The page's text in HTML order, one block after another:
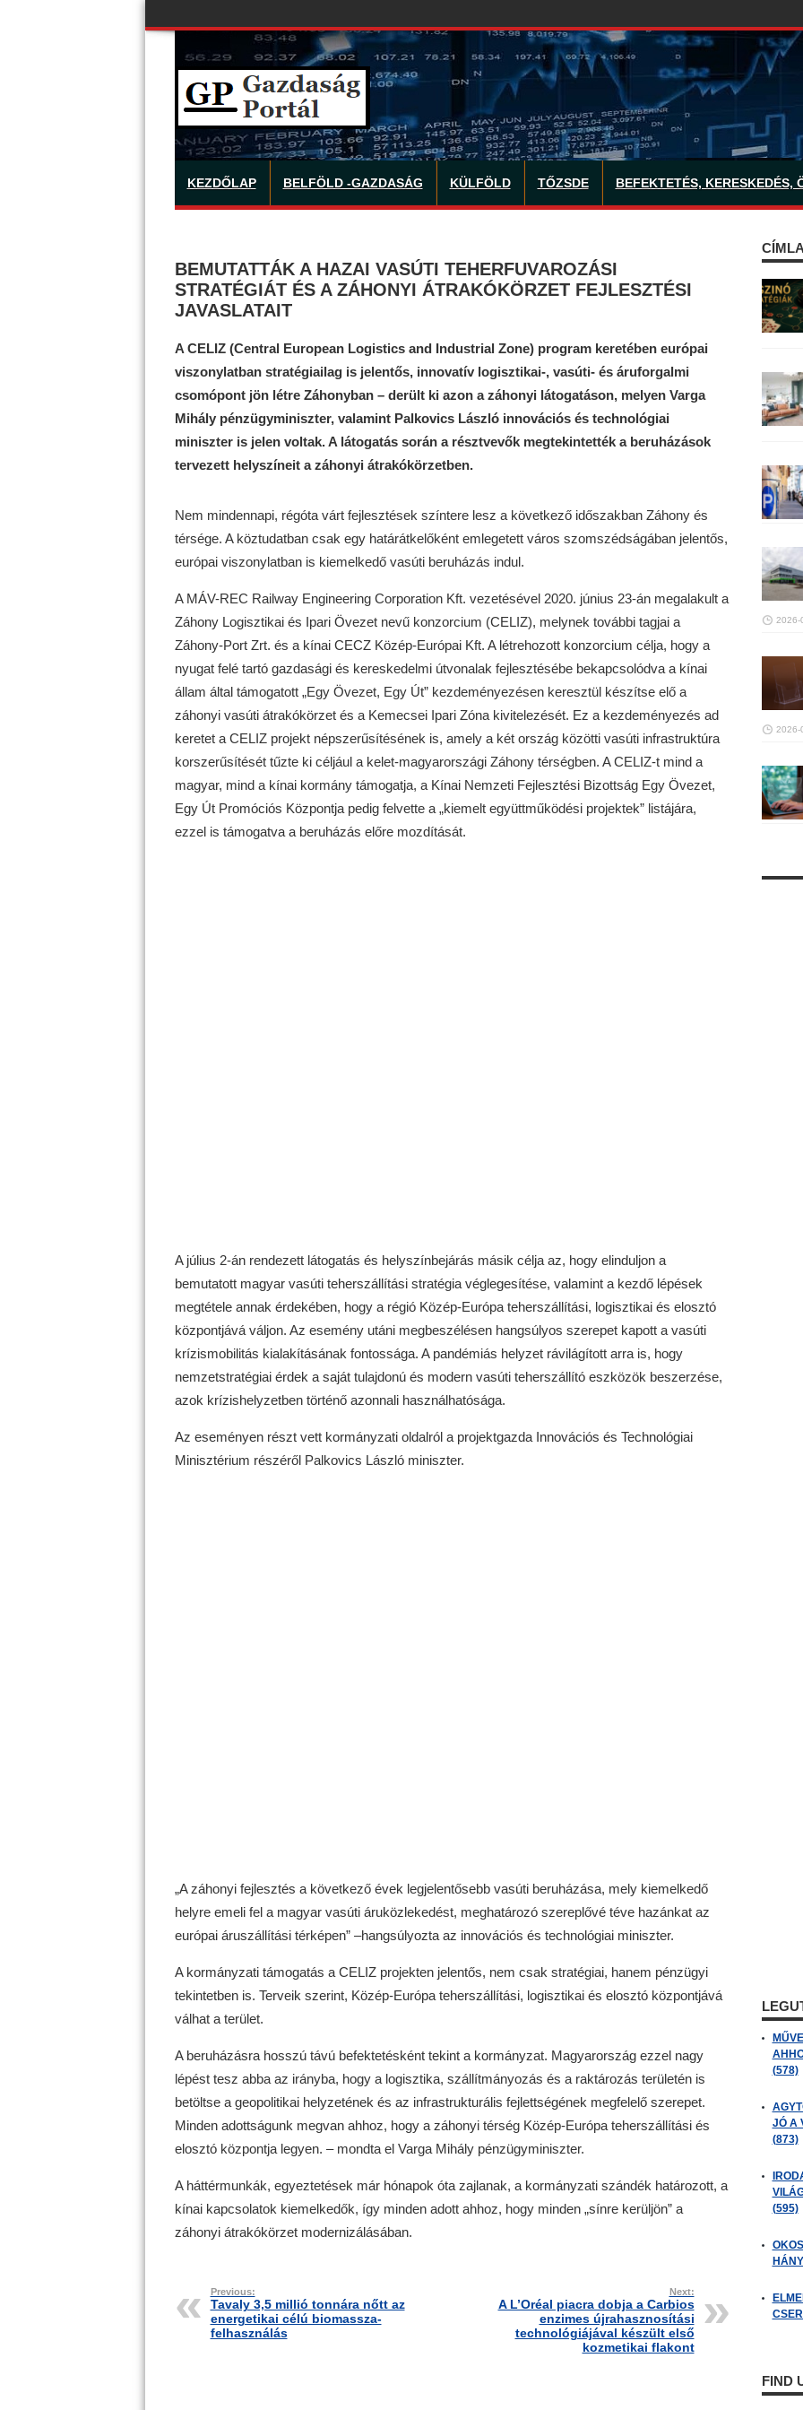
KEZDŐLAP BELFÖLD -GAZDASÁG KÜLFÖLD TŐZSDE BEFEKTETÉS, KERESKEDÉS,
BEMUTATTÁK A HAZAI VASÚTI TEHERFUVAROZÁSI
STRATÉGIÁT ÉS A ZÁHONYI ÁTRAKÓKÖRZET FEJLESZTÉSI
JAVASLATAIT
A CELIZ (Central European Logistics and Industrial Zone) program keretében európai
viszonylatban stratégiailag is jelentős, innovatív logisztikai-, vasúti- és áruforgalmi
csomópont jön létre Záhonyban – derült ki azon a záhonyi látogatáson, melyen Varga
Mihály pénzügyminiszter, valamint Palkovics László innovációs és technológiai
miniszter is jelen voltak. A látogatás során a résztvevők megtekintették a beruházások
tervezett helyszíneit a záhonyi átrakókörzetben.
Nem mindennapi, régóta várt fejlesztések színtere lesz a következő időszakban Záhony és
térsége. A köztudatban csak egy határátkelőként emlegetett város szomszédságában jelentős,
európai viszonylatban is kiemelkedő vasúti beruházás indul.
A MÁV-REC Railway Engineering Corporation Kft. vezetésével 2020. június 23-án megalakult a
Záhony Logisztikai és Ipari Övezet nevű konzorcium (CELIZ), melynek további tagjai a
Záhony-Port Zrt. és a kínai CECZ Közép-Európai Kft. A létrehozott konzorcium célja, hogy a
nyugat felé tartó gazdasági és kereskedelmi útvonalak fejlesztésébe bekapcsolódva a kínai
állam által támogatott „Egy Övezet, Egy Út” kezdeményezésen keresztül készítse elő a
záhonyi vasúti átrakókörzet és a Kemecsei Ipari Zóna kivitelezését. Ez a kezdeményezés ad
keretet a CELIZ projekt népszerűsítésének is, amely a két ország közötti vasúti infrastruktúra
korszerűsítését tűzte ki céljául a kelet-magyarországi Záhony térségben. A CELIZ-t mind a
magyar, mind a kínai kormány támogatja, a Kínai Nemzeti Fejlesztési Bizottság Egy Övezet,
Egy Út Promóciós Központja pedig felvette a „kiemelt együttműködési projektek” listájára,
ezzel is támogatva a beruházás előre mozdítását.
A július 2-án rendezett látogatás és helyszínbejárás másik célja az, hogy elinduljon a
bemutatott magyar vasúti teherszállítási stratégia véglegesítése, valamint a kezdő lépések
megtétele annak érdekében, hogy a régió Közép-Európa teherszállítási, logisztikai és elosztó
központjává váljon. Az esemény utáni megbeszélésen hangsúlyos szerepet kapott a vasúti
krízismobilitás kialakításának fontossága. A pandémiás helyzet rávilágított arra is, hogy
nemzetstratégiai érdek a saját tulajdonú és modern vasúti teherszállító eszközök beszerzése,
azok krízishelyzetben történő azonnali használhatósága.
Az eseményen részt vett kormányzati oldalról a projektgazda Innovációs és Technológiai
Minisztérium részéről Palkovics László miniszter.
„A záhonyi fejlesztés a következő évek legjelentősebb vasúti beruházása, mely kiemelkedő
helyre emeli fel a magyar vasúti áruközlekedést, meghatározó szereplővé téve hazánkat az
európai áruszállítási térképen” –hangsúlyozta az innovációs és technológiai miniszter.
A kormányzati támogatás a CELIZ projekten jelentős, nem csak stratégiai, hanem pénzügyi
tekintetben is. Terveik szerint, Közép-Európa teherszállítási, logisztikai és elosztó központjává
válhat a terület.
A beruházásra hosszú távú befektetésként tekint a kormányzat. Magyarország ezzel nagy
lépést tesz abba az irányba, hogy a logisztika, szállítmányozás és a raktározás területén is
betöltse a geopolitikai helyzetének és az infrastrukturális fejlettségének megfelelő szerepet.
Minden adottságunk megvan ahhoz, hogy a záhonyi térség Közép-Európa teherszállítási és
elosztó központja legyen. – mondta el Varga Mihály pénzügyminiszter.
A háttérmunkák, egyeztetések már hónapok óta zajlanak, a kormányzati szándék határozott, a
kínai kapcsolatok kiemelkedők, így minden adott ahhoz, hogy minden „sínre kerüljön” a
záhonyi átrakókörzet modernizálásában.
Previous:
Tavaly 3,5 millió tonnára nőtt az
energetikai célú biomassza-
felhasználás
Next:
A L’Oréal piacra dobja a Carbios
enzimes újrahasznosítási
technológiájával készült első
kozmetikai flakont
2026-
2026-
(578)
JÓ A
(873)
(595)
FIND